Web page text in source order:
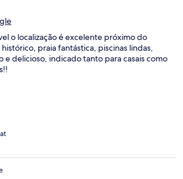
o localização é excelente próximo do
praia fantástica, piscinas lindas,
e delicioso, indicado tanto para casais como